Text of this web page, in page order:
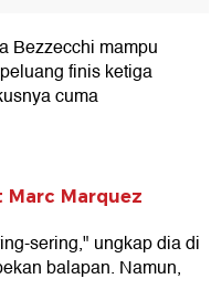
Bezzecchi mampu
finis ketiga
cuma
Marc Marquez
sering," ungkap dia di
balapan. Namun,